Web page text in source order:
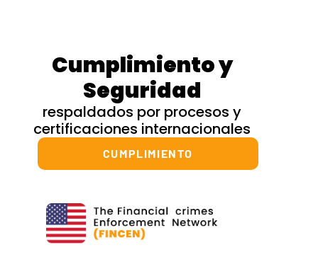
Cumplimiento y
Seguridad
respaldados por procesos y
certificaciones internacionales
CUMPLIMIENTO